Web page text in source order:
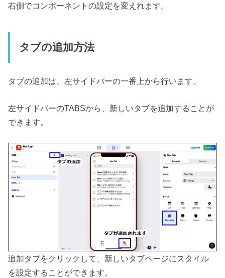
右側でコンポーネントの設定を変えれます。
タブの追加方法
タブの追加は、左サイドバーの一番上から行います。
左サイドバーのTABSから、新しいタブを追加することが
できます。
追加タブをクリックして、新しいタブページにスタイル
を設定することができます。